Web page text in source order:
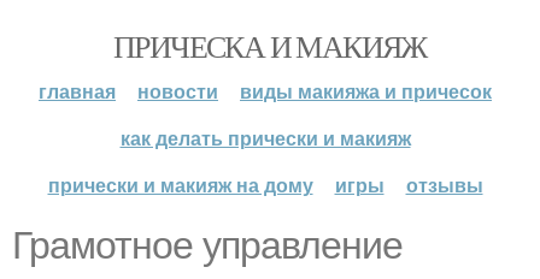
ПРИЧЕСКА И МАКИЯЖ
главная новости
виды макияжа и причесок
как делать прически и макияж
прически и макияж на дому
игры отзывы
Грамотное управление